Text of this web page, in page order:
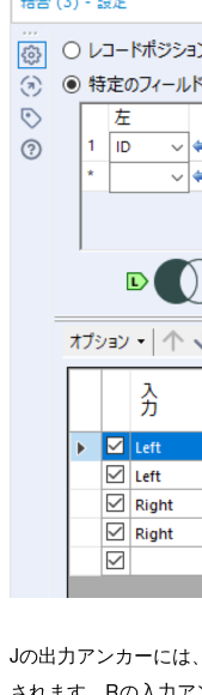
Jの出力アンカーには